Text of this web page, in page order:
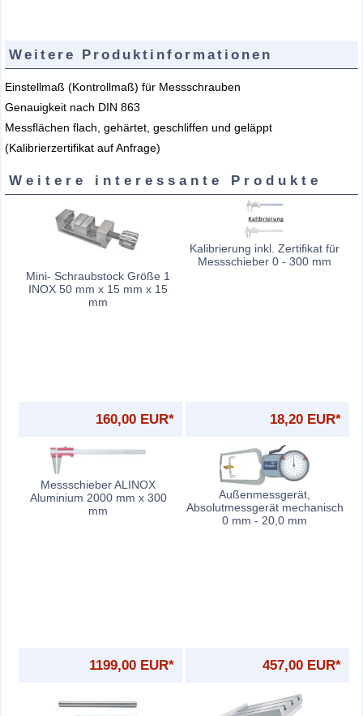
Weitere Produktinformationen
Einstellmaß (Kontrollmaß) für Messschrauben
Genauigkeit nach DIN 863
Messflächen flach, gehärtet, geschliffen und geläppt
(Kalibrierzertifikat auf Anfrage)
Weitere interessante Produkte
Mini- Schraubstock Größe 1
INOX 50 mm x 15 mm x 15
mm
160,00 EUR*
Kalibrierung inkl. Zertifikat für
Messschieber 0 - 300 mm
18,20 EUR*
Messschieber ALINOX
Aluminium 2000 mm x 300
mm
1199,00 EUR*
Außenmessgerät,
Absolutmessgerät mechanisch
0 mm - 20,0 mm
457,00 EUR*